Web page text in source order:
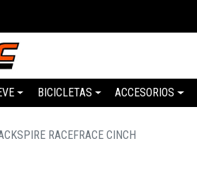
BICICLETAS ACCESORIOS
RACEFRACE CINCH